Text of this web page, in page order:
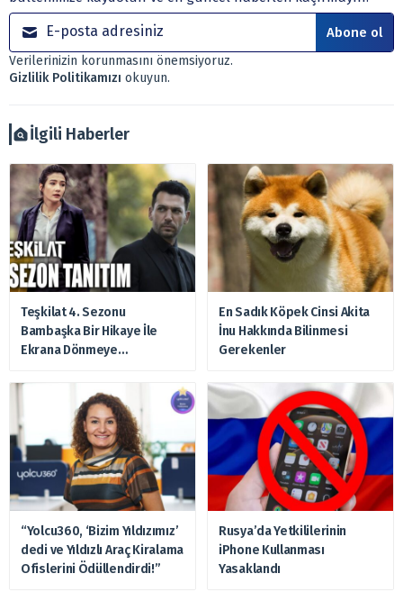
sözleşme çerçevesinde sunulmaktadır.
Sitemizde bulunan bilgiler ve görüşler, sizin mali
durumunuz, risk – getiri beklentileriniz ile uyuşmayabilir.
Ayrıca burada yer alan bilgilere dayanarak, yatırım kararı
zararlardan, arztakvimi.com.tr sorumlu tutulamaz.
Abone ol
Verilerinizin korunmasını önemsiyoruz.
Gizlilik Politikamızı okuyun.
İlgili Haberler
Teşkilat 4. Sezonu
Bambaşka Bir Hikaye İle
Ekrana Dönmeye
En Sadık Köpek Cinsi Akita
İnu Hakkında Bilinmesi
Gerekenler
“Yolcu360, ‘Bizim Yıldızımız’
dedi ve Yıldızlı Araç Kiralama
Ofislerini Ödüllendirdi!”
Rusya’da Yetkililerinin
iPhone Kullanması
Yasaklandı